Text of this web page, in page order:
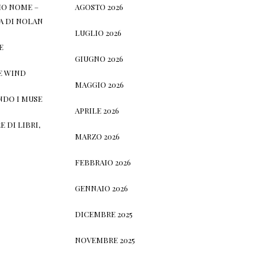
NOME –
DI NOLAN
WIND
I MUSE
DI LIBRI,
AGOSTO 2026
LUGLIO 2026
GIUGNO 2026
MAGGIO 2026
APRILE 2026
MARZO 2026
FEBBRAIO 2026
GENNAIO 2026
DICEMBRE 2025
NOVEMBRE 2025